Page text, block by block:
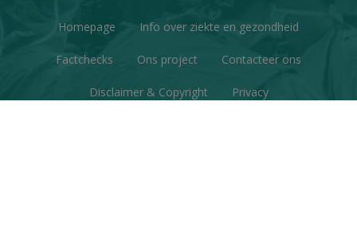
Homepage Info over ziekte en gezondheid
Factchecks Ons project Contacteer ons
Disclaimer & Copyright Privacy